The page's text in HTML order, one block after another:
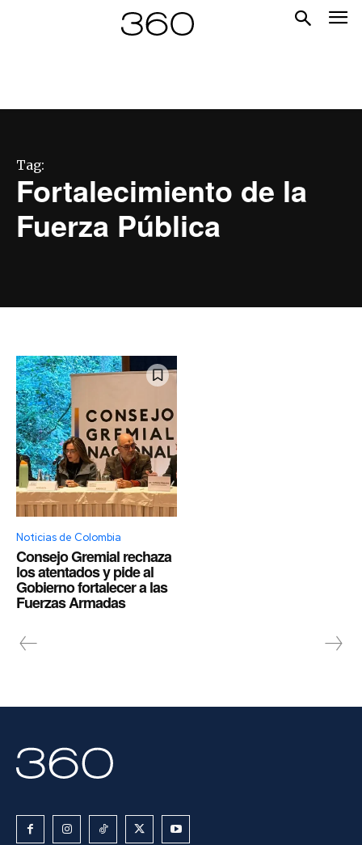
Tag:
Fortalecimiento de la
Fuerza Pública
Noticias de Colombia
Consejo Gremial rechaza
los atentados y pide al
Gobierno fortalecer a las
Fuerzas Armadas